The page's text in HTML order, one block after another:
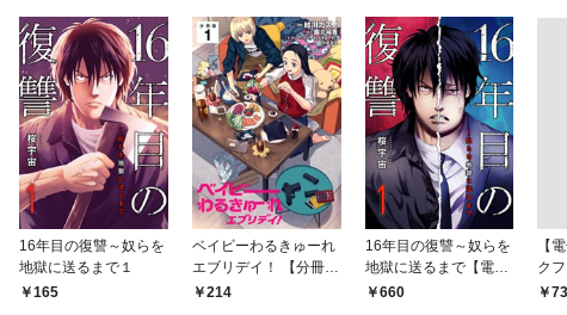
16年目の復讐～奴らを
地獄に送るまで１
165
ベイビーわるきゅーれ
エブリデイ！ 【分冊
版】 1
214
16年目の復讐～奴らを
地獄に送るまで【電子
単行本版】１
660
【
ク
月号
￥